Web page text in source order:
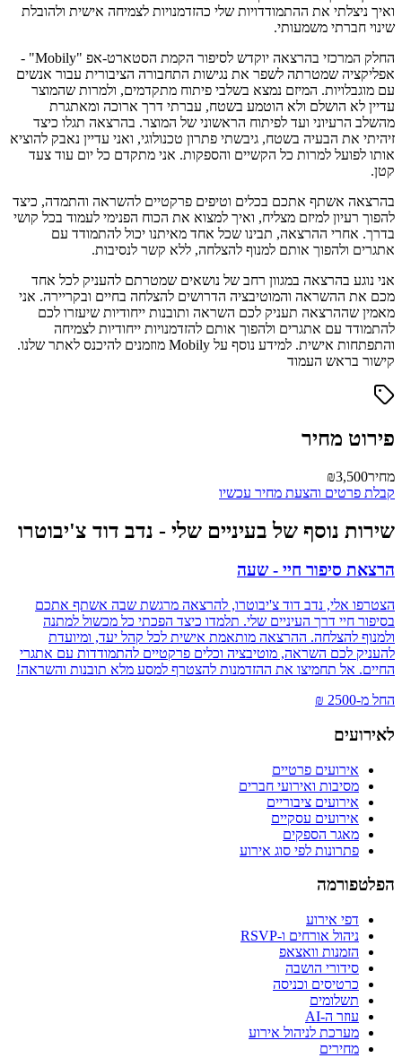
ואיך ניצלתי את ההתמודדויות שלי כהזדמנויות לצמיחה אישית ולהובלת
שינוי חברתי משמעותי.
החלק המרכזי בהרצאה יוקדש לסיפור הקמת הסטארט-אפ "Mobily" -
אפליקציה שמטרתה לשפר את נגישות התחבורה הציבורית עבור אנשים
עם מוגבלויות. המיזם נמצא בשלבי פיתוח מתקדמים, ולמרות שהמוצר
עדיין לא הושלם ולא הוטמע בשטח, עברתי דרך ארוכה ומאתגרת
מהשלב הרעיוני ועד לפיתוח הראשוני של המוצר. בהרצאה תגלו כיצד
זיהיתי את הבעיה בשטח, גיבשתי פתרון טכנולוגי, ואני עדיין נאבק להוציא
אותו לפועל למרות כל הקשיים והספקות. אני מתקדם כל יום עוד צעד
קטן.
בהרצאה אשתף אתכם בכלים וטיפים פרקטיים להשראה והתמדה, כיצד
להפוך רעיון למיזם מצליח, ואיך למצוא את הכוח הפנימי לעמוד בכל קושי
בדרך. אחרי ההרצאה, תבינו שכל אחד מאיתנו יכול להתמודד עם
אתגרים ולהפוך אותם למנוף להצלחה, ללא קשר לנסיבות.
אני נוגע בהרצאה במגוון רחב של נושאים שמטרתם להעניק לכל אחד
מכם את ההשראה והמוטיבציה הדרושים להצלחה בחיים ובקריירה. אני
מאמין שההרצאה תעניק לכם השראה ותובנות ייחודיות שיעזרו לכם
להתמודד עם אתגרים ולהפוך אותם להזדמנויות ייחודיות לצמיחה
והתפתחות אישית. למידע נוסף על Mobily מוזמנים להיכנס לאתר שלנו.
קישור בראש העמוד
פירוט מחיר
מחיר₪3,500
קבלת פרטים והצעת מחיר עכשיו
שירות נוסף של בעיניים שלי - נדב דוד צ'יבוטרו
הרצאת סיפור חיי - שעה
הצטרפו אלי, נדב דוד צ'יבוטרו, להרצאה מרגשת שבה אשתף אתכם
בסיפור חיי דרך העיניים שלי. תלמדו כיצד הפכתי כל מכשול למתנה
ולמנוף להצלחה. ההרצאה מותאמת אישית לכל קהל יעד, ומיועדת
להעניק לכם השראה, מוטיבציה וכלים פרקטיים להתמודדות עם אתגרי
החיים. אל תחמיצו את ההזדמנות להצטרף למסע מלא תובנות והשראה!
החל מ-2500
₪
לאירועים
אירועים פרטיים
מסיבות ואירועי חברים
אירועים ציבוריים
אירועים עסקיים
מאגר הספקים
פתרונות לפי סוג אירוע
הפלטפורמה
דפי אירוע
ניהול אורחים ו-RSVP
הזמנות וואצאפ
סידורי הושבה
כרטיסים וכניסה
תשלומים
עוזר ה-AI
מערכת לניהול אירוע
מחירים